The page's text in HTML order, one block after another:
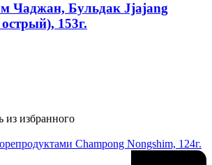
Чаджан, Бульдак Jjajang
153г.
из избранного